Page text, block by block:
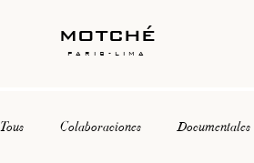
motché
paris-lima
Tous Colaboraciones Documentales